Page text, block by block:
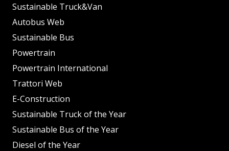
Sustainable Truck&Van
Autobus Web
Sustainable Bus
Powertrain
Powertrain International
Trattori Web
E-Construction
Sustainable Truck of the Year
Sustainable Bus of the Year
Diesel of the Year